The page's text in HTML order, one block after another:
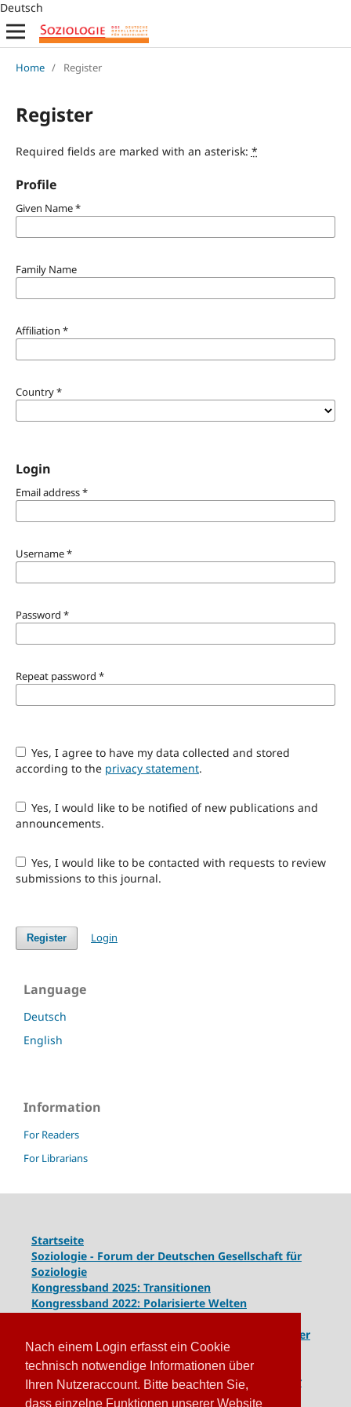
Nach einem Login erfasst ein Cookie
technisch notwendige Informationen über
Ihren Nutzeraccount. Bitte beachten Sie,
dass einzelne Funktionen unserer Website
Deutsch
Home / Register
Register
Required fields are marked with an asterisk: *
Profile
Given Name*
Family Name
Affiliation *
Country*
Login
Email address*
Username*
Password *
Repeat password *
Yes, I agree to have my data collected and stored
according to the privacy statement.
Yes, I would like to be notified of new publications and
announcements.
Yes, I would like to be contacted with requests to review
submissions to this journal.
Register Login
Language
Deutsch
English
Information
For Readers
For Librarians
Startseite
Soziologie - Forum der Deutschen Gesellschaft für
Soziologie
Kongressband 2025: Transitionen
Kongressband 2022: Polarisierte Welten
Komplexe Dynamiken globaler
und lokaler Entwicklungen
Kongressband 2016: Geschlossene Gesellschaften
Kongressband 2014: Routinen der Krise - Krise der
Routinen